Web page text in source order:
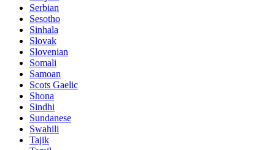
Serbian
Sesotho
Sinhala
Slovak
Slovenian
Somali
Samoan
Scots Gaelic
Shona
Sindhi
Sundanese
Swahili
Tajik